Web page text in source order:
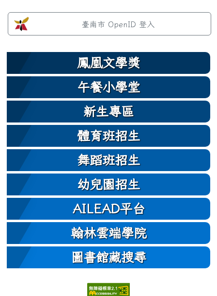
左邊區域內容
臺南市 OpenID 登入
鳳凰文學獎
午餐小學堂
新生專區
體育班招生
舞蹈班招生
幼兒園招生
AILEAD平台
翰林雲端學院
圖書館藏搜尋